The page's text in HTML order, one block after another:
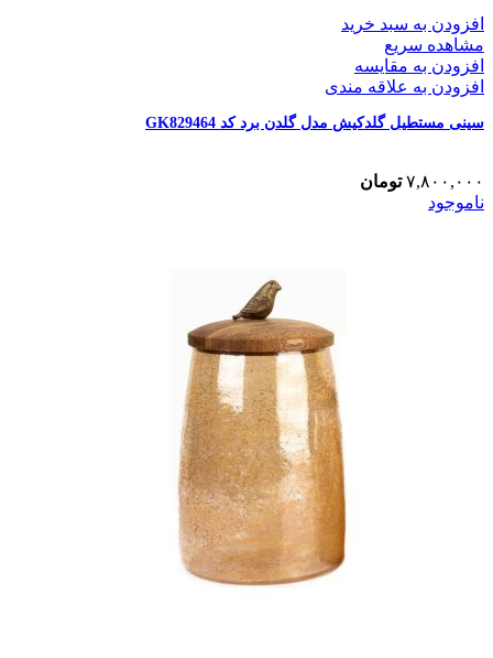
افزودن به سبد خرید
مشاهده سریع
افزودن به مقایسه
افزودن به علاقه مندی
سینی مستطیل گلدکیش مدل گلدن برد کد GK829464
۷,۸۰۰,۰۰۰ تومان
ناموجود